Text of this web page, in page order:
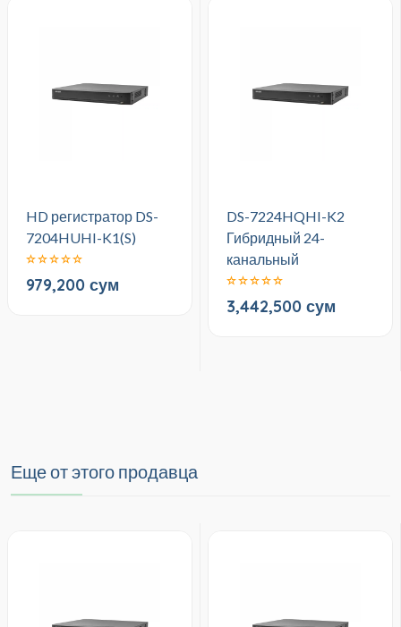
HD регистратор DS-
7204HUHI-K1(S)
979,200 сум
DS-7224HQHI-K2
Гибридный 24-
канальный
3,442,500 сум
Еще от этого продавца